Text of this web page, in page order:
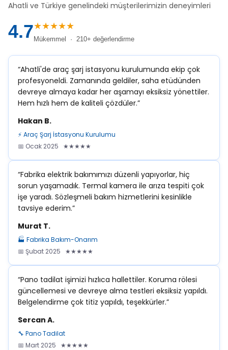
Ahatli ve Türkiye genelindeki müşterilerimizin deneyimleri
4.7★★★★★
Mükemmel · 210+ değerlendirme
“Ahatli'de araç şarj istasyonu kurulumunda ekip çok
profesyoneldi. Zamanında geldiler, saha etüdünden
devreye almaya kadar her aşamayı eksiksiz yönettiler.
Hem hızlı hem de kaliteli çözdüler.”
Hakan B.
⚡ Araç Şarj İstasyonu Kurulumu
📅 Ocak 2025 ★★★★★
“Fabrika elektrik bakımımızı düzenli yapıyorlar, hiç
sorun yaşamadık. Termal kamera ile arıza tespiti çok
işe yaradı. Sözleşmeli bakım hizmetlerini kesinlikle
tavsiye ederim.”
Murat T.
🏭 Fabrika Bakım-Onarım
📅 Şubat 2025 ★★★★★
“Pano tadilat işimizi hızlıca hallettiler. Koruma rölesi
güncellemesi ve devreye alma testleri eksiksiz yapıldı.
Belgelendirme çok titiz yapıldı, teşekkürler.”
Sercan A.
🔧 Pano Tadilat
📅 Mart 2025 ★★★★★